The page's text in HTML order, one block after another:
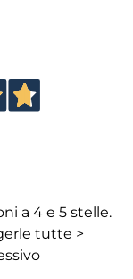
a 4 e 5 stelle.
tutte >